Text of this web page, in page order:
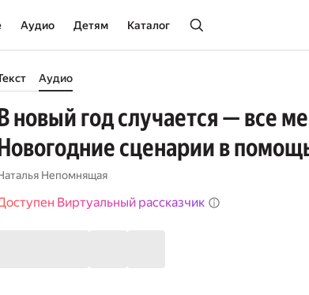
Аудио Детям Каталог
Аудио
новый год случается — все
сценарии в
Непомнящая
Виртуальный рассказчик